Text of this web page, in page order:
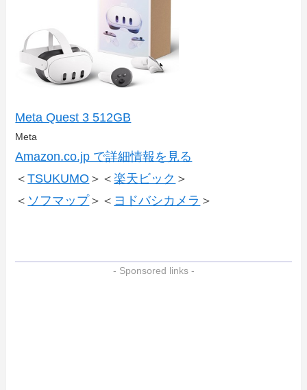
Meta Quest 3 512GB
Meta
Amazon.co.jp で詳細情報を見る
＜TSUKUMO ＞＜楽天ビック ＞
＜ ソフマップ＞＜ ヨドバシカメラ ＞
- Sponsored links -